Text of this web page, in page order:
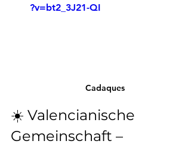
?v=bt2_3J21-QI
Cadaques
☀️ Valencianische
Gemeinschaft –